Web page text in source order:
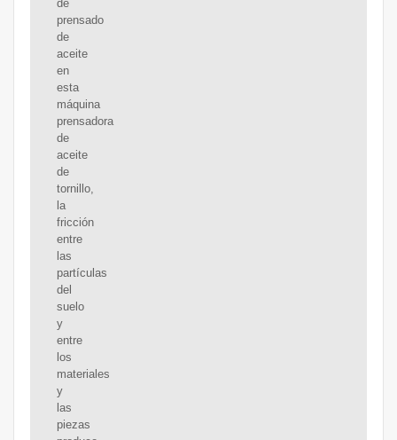
de
prensado
de
aceite
en
esta
máquina
prensadora
de
aceite
de
tornillo,
la
fricción
entre
las
partículas
del
suelo
y
entre
los
materiales
y
las
piezas